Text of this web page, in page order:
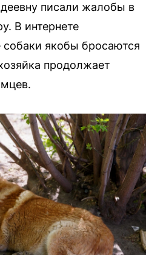
писали жалобы в
В интернете
собаки якобы бросаются
продолжает